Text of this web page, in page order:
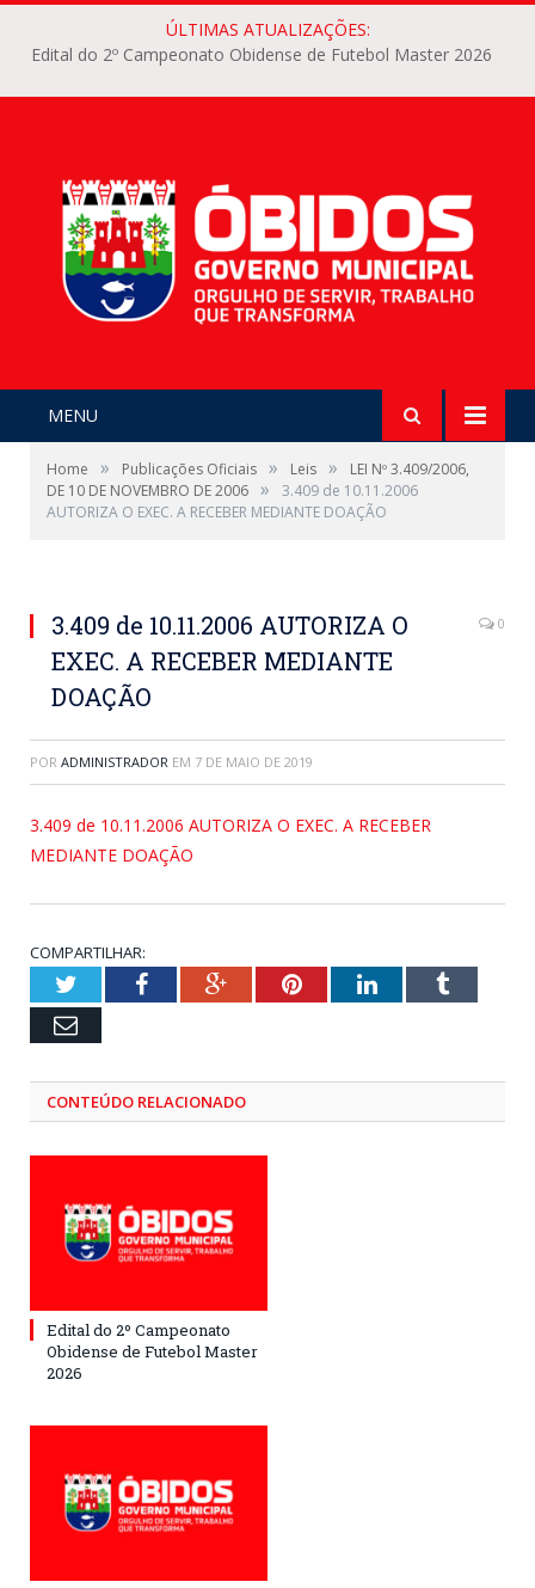
ÚLTIMAS ATUALIZAÇÕES:
Edital do 2º Campeonato Obidense de Futebol Master 2026
MENU
Home » Publicações Oficiais » Leis »
LEI Nº 3.409/2006,
DE 10 DE NOVEMBRO DE 2006 »
3.409 de 10.11.2006
AUTORIZA O EXEC. A RECEBER MEDIANTE DOAÇÃO
3.409 de 10.11.2006 AUTORIZA O
EXEC. A RECEBER MEDIANTE
DOAÇÃO
0
POR ADMINISTRADOR EM 7 DE MAIO DE 2019
3.409 de 10.11.2006 AUTORIZA O EXEC. A RECEBER
MEDIANTE DOAÇÃO
COMPARTILHAR:
TwitterFacebookGoogle+PinterestLinkedInTumblr
Email
CONTEÚDO RELACIONADO
Edital do 2º Campeonato
Obidense de Futebol Master
2026